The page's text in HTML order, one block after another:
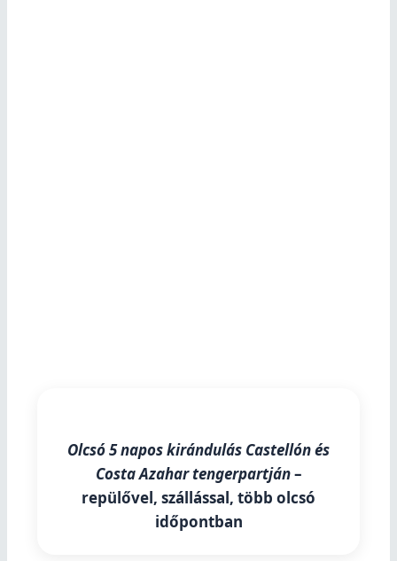
Olcsó 5 napos kirándulás Castellón és
Costa Azahar tengerpartján–
repülővel, szállással, több olcsó
időpontban